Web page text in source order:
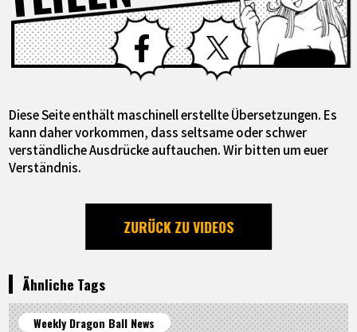
Facebook X
Diese Seite enthält maschinell erstellte Übersetzungen. Es
kann daher vorkommen, dass seltsame oder schwer
verständliche Ausdrücke auftauchen. Wir bitten um euer
Verständnis.
ZURÜCK ZU VIDEOS
Ähnliche Tags
Weekly Dragon Ball News